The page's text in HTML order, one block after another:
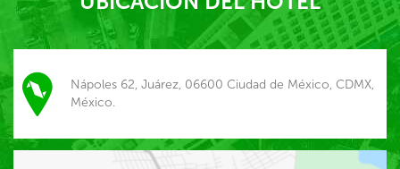
Nápoles 62, Juárez, 06600 Ciudad de México, CDMX,
México.